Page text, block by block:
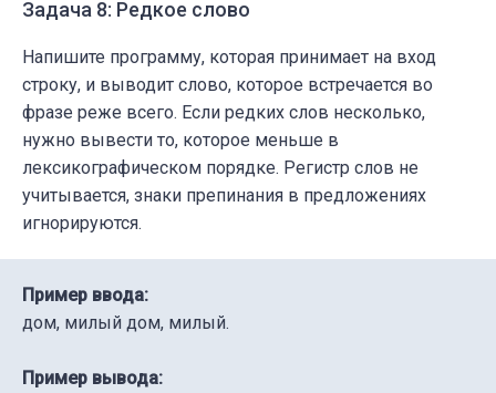
Задача 8: Редкое слово
Напишите программу, которая принимает на вход
строку, и выводит слово, которое встречается во
фразе реже всего. Если редких слов несколько,
нужно вывести то, которое меньше в
лексикографическом порядке. Регистр слов не
учитывается, знаки препинания в предложениях
игнорируются.
Пример ввода:
дом, милый дом, милый.
Пример вывода: